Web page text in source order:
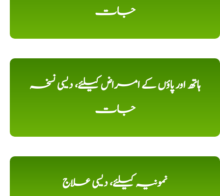
جات
ہاتھ اور پاؤں کے امراض کیلئے، دیسی نسخہ
جات
نمونیہ کیلئے، دیسی علاج